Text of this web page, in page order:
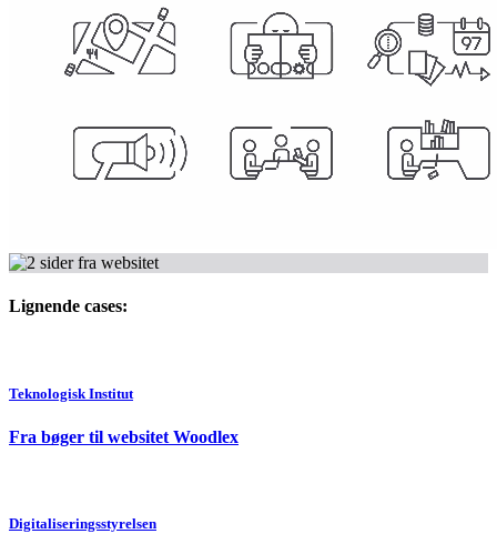
Lignende cases:
Teknologisk Institut
Fra bøger til websitet Woodlex
Digitaliseringsstyrelsen